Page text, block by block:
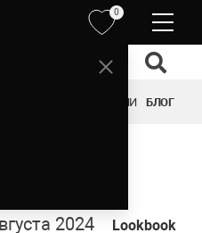
0
АКЦИИ БЛОГ
MARC
2024 Lookbook